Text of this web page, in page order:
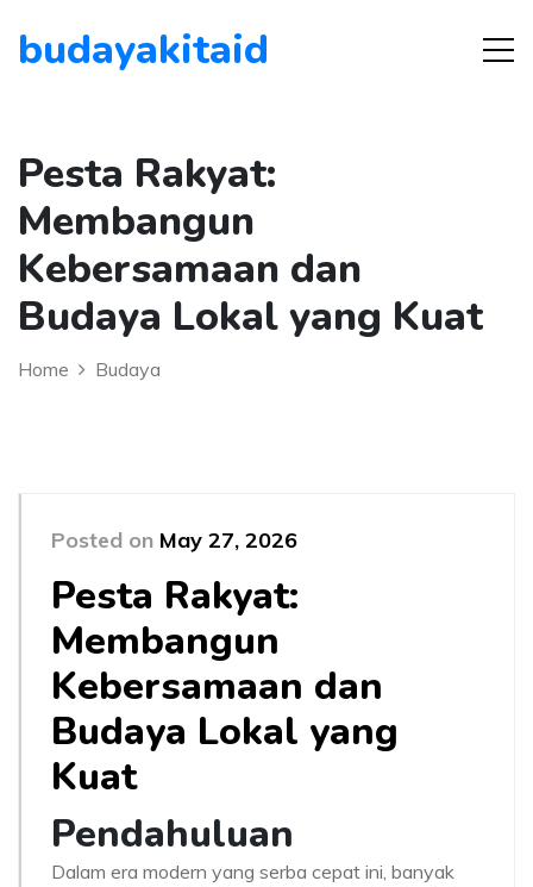
budayakitaid
Pesta Rakyat:
Membangun
Kebersamaan dan
Budaya Lokal yang Kuat
Home Budaya
Posted on May 27, 2026
Pesta Rakyat:
Membangun
Kebersamaan dan
Budaya Lokal yang
Kuat
Pendahuluan
Dalam era modern yang serba cepat ini, banyak